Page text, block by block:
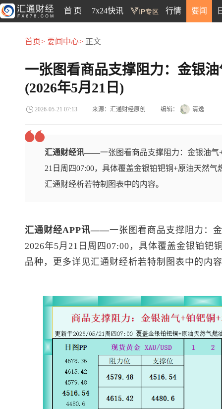
首 页 7x24快讯 行情 要闻
首页> 要闻中心> 正文
一张图看商品支撑阻力：金银
(2026年5月21日)
2026-05-21 07:13 来源：汇通财经原创 编辑： 清逸
汇通财经讯——一张图看商品支撑阻力：金银油气
21日周四07:00，具体覆盖金银铂钯铜+原油天然
汇通财经析若特制图表中的内容。
汇通财经APP讯——一张图看商品支撑阻力：
2026年5月21日周四07:00，具体覆盖金银铂钯
品种，更多详见汇通财经析若特制图表中的内